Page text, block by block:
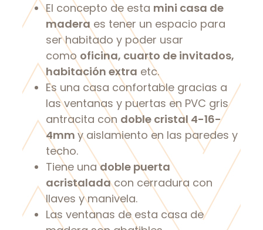
El concepto de esta mini casa de
maderaes tener un espacio para
ser habitado y poder usar
como oficina, cuarto de invitados,
habitación extra etc.
Es una casa confortable gracias a
las ventanas y puertas en PVC gris
antracita con doble cristal 4-16-
4mm y aislamiento en las paredes y
techo.
Tiene unadoble puerta
acristaladacon cerradura con
llaves y manivela.
Las ventanas de esta casa de